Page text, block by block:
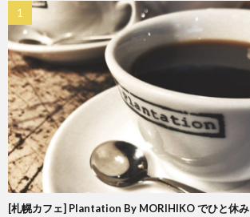
[札幌カフェ] Plantation By MORIHIKO でひと休み